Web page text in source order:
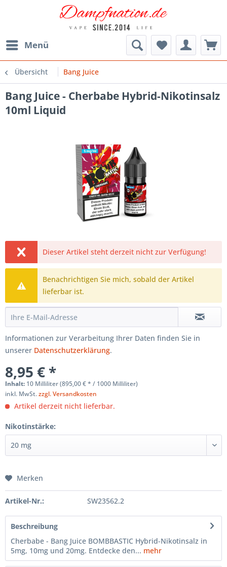
Menü
Übersicht Bang Juice
Bang Juice - Cherbabe Hybrid-Nikotinsalz
10ml Liquid
Dieser Artikel steht derzeit nicht zur Verfügung!
Benachrichtigen Sie mich, sobald der Artikel
lieferbar ist.
Informationen zur Verarbeitung Ihrer Daten finden Sie in
unserer Datenschutzerklärung.
8,95 € *
Inhalt: 10 Milliliter (895,00 € * / 1000 Milliliter)
inkl. MwSt.zzgl. Versandkosten
Artikel derzeit nicht lieferbar.
Nikotinstärke:
Merken
Artikel-Nr.: SW23562.2
Beschreibung
Cherbabe - Bang Juice BOMBBASTIC Hybrid-Nikotinsalz in
5mg, 10mg und 20mg. Entdecke den... mehr